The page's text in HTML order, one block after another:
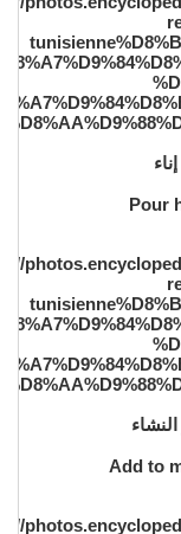
Pour
Add to